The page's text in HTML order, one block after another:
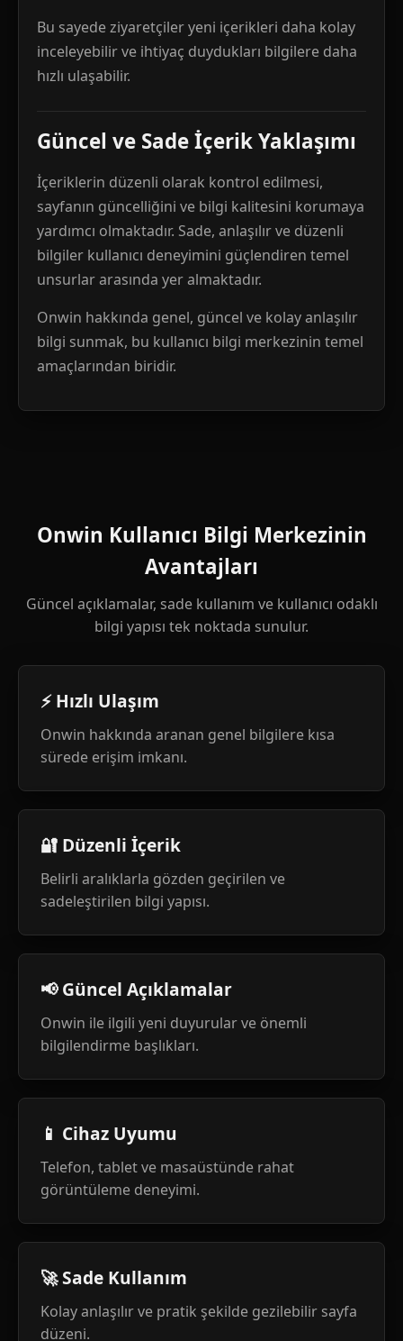
Bu sayede ziyaretçiler yeni içerikleri daha kolay
inceleyebilir ve ihtiyaç duydukları bilgilere daha
hızlı ulaşabilir.
Güncel ve Sade İçerik Yaklaşımı
İçeriklerin düzenli olarak kontrol edilmesi,
sayfanın güncelliğini ve bilgi kalitesini korumaya
yardımcı olmaktadır. Sade, anlaşılır ve düzenli
bilgiler kullanıcı deneyimini güçlendiren temel
unsurlar arasında yer almaktadır.
Onwin hakkında genel, güncel ve kolay anlaşılır
bilgi sunmak, bu kullanıcı bilgi merkezinin temel
amaçlarından biridir.
Onwin Kullanıcı Bilgi Merkezinin
Avantajları
Güncel açıklamalar, sade kullanım ve kullanıcı odaklı
bilgi yapısı tek noktada sunulur.
⚡ Hızlı Ulaşım
Onwin hakkında aranan genel bilgilere kısa
sürede erişim imkanı.
🔐 Düzenli İçerik
Belirli aralıklarla gözden geçirilen ve
sadeleştirilen bilgi yapısı.
📢 Güncel Açıklamalar
Onwin ile ilgili yeni duyurular ve önemli
bilgilendirme başlıkları.
📱 Cihaz Uyumu
Telefon, tablet ve masaüstünde rahat
görüntüleme deneyimi.
🚀 Sade Kullanım
Kolay anlaşılır ve pratik şekilde gezilebilir sayfa
düzeni.